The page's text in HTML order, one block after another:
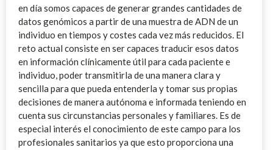
en día somos capaces de generar grandes cantidades de
datos genómicos a partir de una muestra de ADN de un
individuo en tiempos y costes cada vez más reducidos. El
reto actual consiste en ser capaces traducir esos datos
en información clínicamente útil para cada paciente e
individuo, poder transmitirla de una manera clara y
sencilla para que pueda entenderla y tomar sus propias
decisiones de manera autónoma e informada teniendo en
cuenta sus circunstancias personales y familiares. Es de
especial interés el conocimiento de este campo para los
profesionales sanitarios ya que esto proporciona una